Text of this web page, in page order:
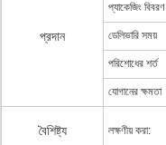
প্রদান
প্যাকেজিং বিবরণ
ডেলিভারি সময়
পরিশোধের শর্ত
যোগানের ক্ষমতা
বৈশিষ্ট্য লক্ষণীয় করা: